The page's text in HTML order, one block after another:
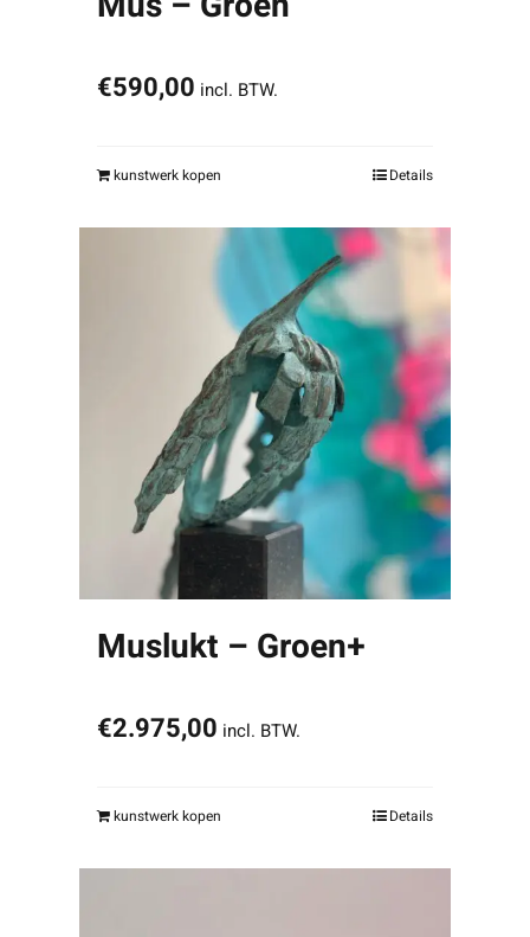
€590,00 incl. BTW.
kunstwerk kopen Details
Muslukt – Groen+
€2.975,00 incl. BTW.
kunstwerk kopen Details